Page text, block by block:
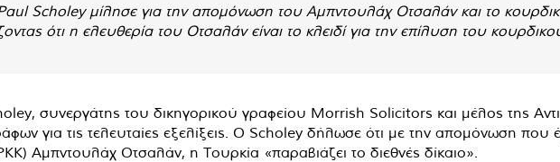
Scholey μίλησε για την απομόνωση του Αμπντουλάχ Οτσαλάν και το
ότι η ελευθερία του Οτσαλάν είναι το κλειδί για την επίλυση του
συνεργάτης του δικηγορικού γραφείου Morrish Solicitors και μέλος της
για τις τελευταίες εξελίξεις. Ο Scholey δήλωσε ότι με την απομόνωση που
Αμπντουλάχ Οτσαλάν, η Τουρκία «παραβιάζει το διεθνές δίκαιο».